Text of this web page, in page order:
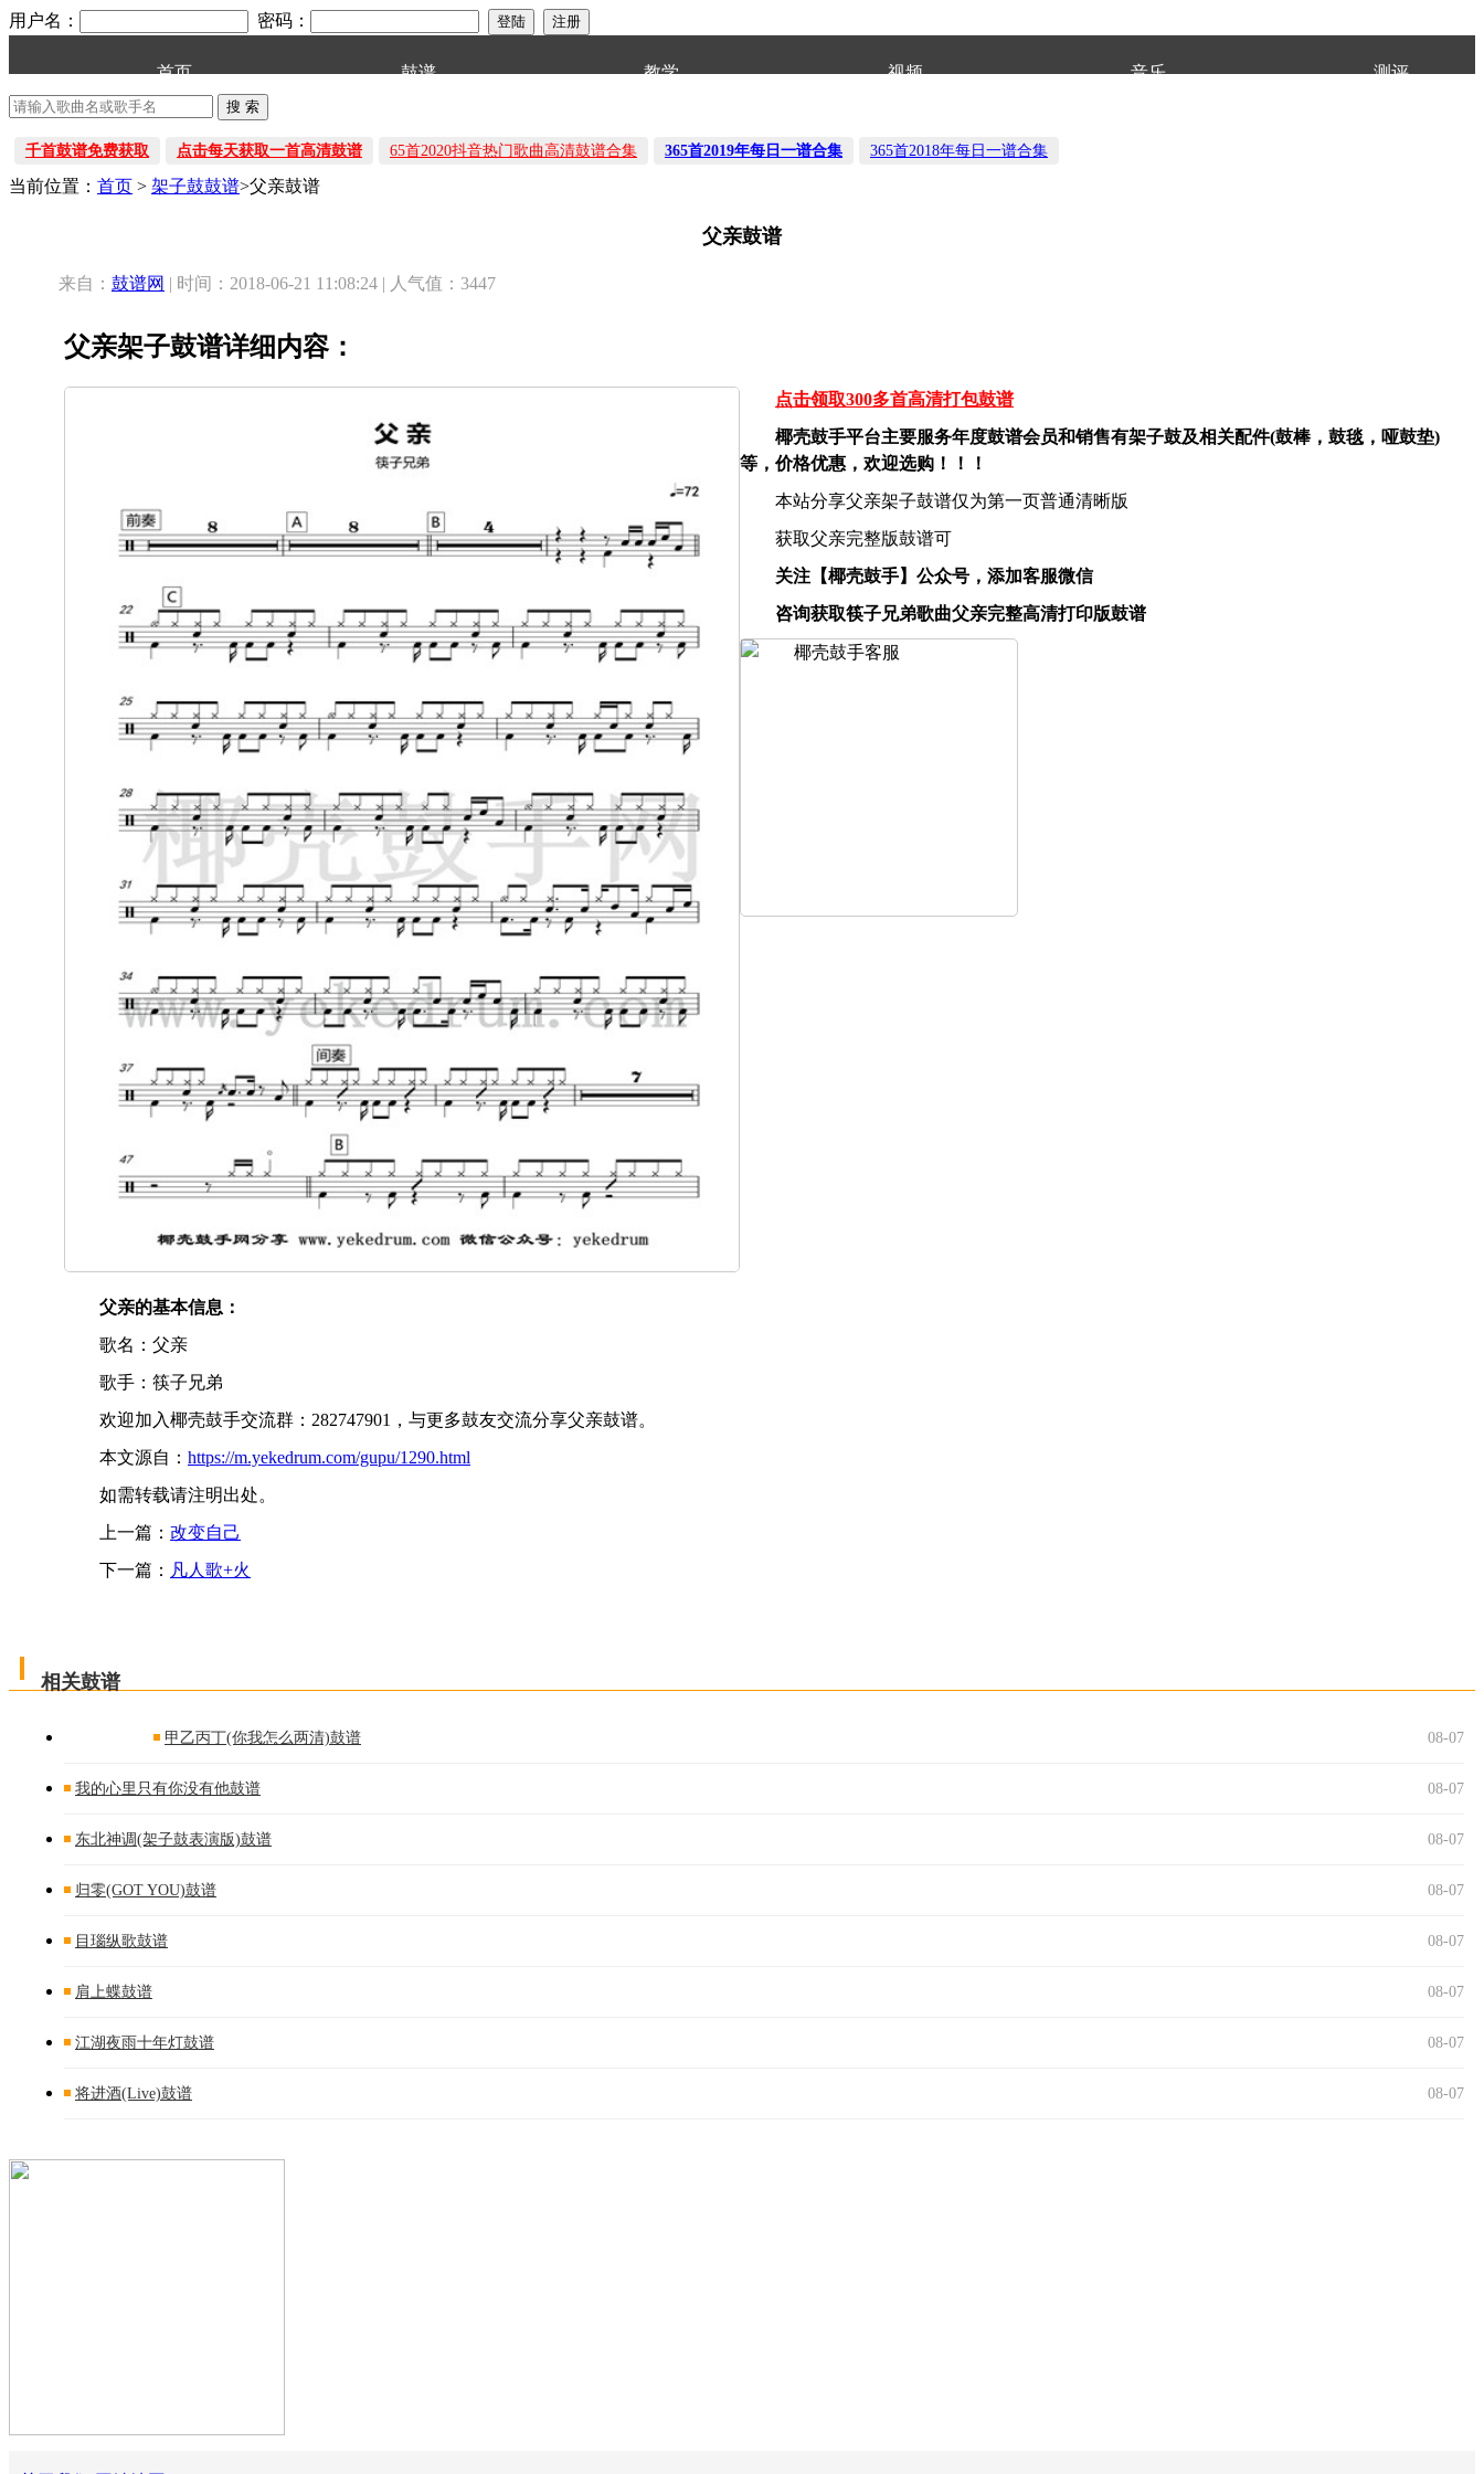
用户名： 密码：
首页 鼓谱 教学 视频 音乐 测评
千首鼓谱免费获取 点击每天获取一首高清鼓谱 65首2020抖音热门歌曲高清鼓谱合集 365首2019年每日一谱合集 365首2018年每日一谱合集
当前位置： 首页 > 架子鼓鼓谱>父亲鼓谱
父亲鼓谱
来自： 鼓谱网 | 时间：2018-06-21 11:08:24 | 人气值：3447
父亲架子鼓谱详细内容：
点击领取300多首高清打包鼓谱
椰壳鼓手平台主要服务年度鼓谱会员和销售有架子鼓及相关配件(鼓棒，鼓毯，哑鼓垫)
等，价格优惠，欢迎选购！！！
本站分享父亲架子鼓谱仅为第一页普通清晰版
获取父亲完整版鼓谱可
关注【椰壳鼓手】公众号，添加客服微信
咨询获取筷子兄弟歌曲父亲完整高清打印版鼓谱
父亲的基本信息：
歌名：父亲
歌手：筷子兄弟
欢迎加入椰壳鼓手交流群：282747901，与更多鼓友交流分享父亲鼓谱。
本文源自： https://m.yekedrum.com/gupu/1290.html
如需转载请注明出处。
上一篇： 改变自己
下一篇： 凡人歌+火
相关鼓谱
甲乙丙丁(你我怎么两清)鼓谱 08-07
我的心里只有你没有他鼓谱 08-07
东北神调(架子鼓表演版)鼓谱 08-07
归零(GOT YOU)鼓谱 08-07
目瑙纵歌鼓谱 08-07
肩上蝶鼓谱 08-07
江湖夜雨十年灯鼓谱 08-07
将进酒(Live)鼓谱 08-07